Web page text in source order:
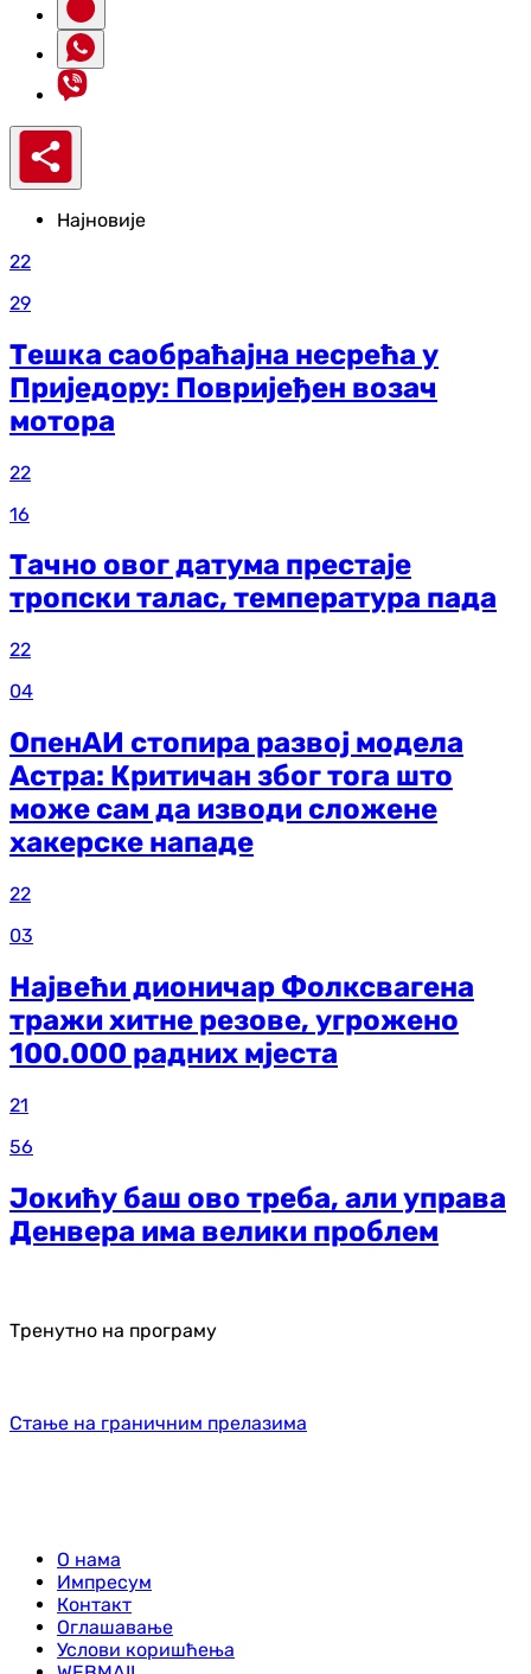
Најновије
22
29
Тешка саобраћајна несрећа у
Приједору: Повријеђен возач
мотора
22
16
Тачно овог датума престаје
тропски талас, температура пада
22
04
ОпенАИ стопира развој модела
Астра: Критичан због тога што
може сам да изводи сложене
хакерске нападе
22
03
Највећи дионичар Фолксвагена
тражи хитне резове, угрожено
100.000 радних мјеста
21
56
Јокићу баш ово треба, али управа
Денвера има велики проблем
Тренутно на програму
Стање на граничним прелазима
О нама
Импресум
Контакт
Оглашавање
Услови коришћења